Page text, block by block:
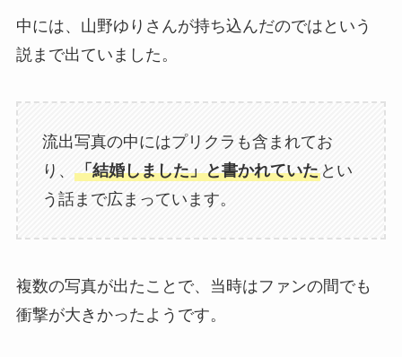
中には、山野ゆりさんが持ち込んだのではという
説まで出ていました。
流出写真の中にはプリクラも含まれてお
り、 「結婚しました」と書かれていたとい
う話まで広まっています。
複数の写真が出たことで、当時はファンの間でも
衝撃が大きかったようです。